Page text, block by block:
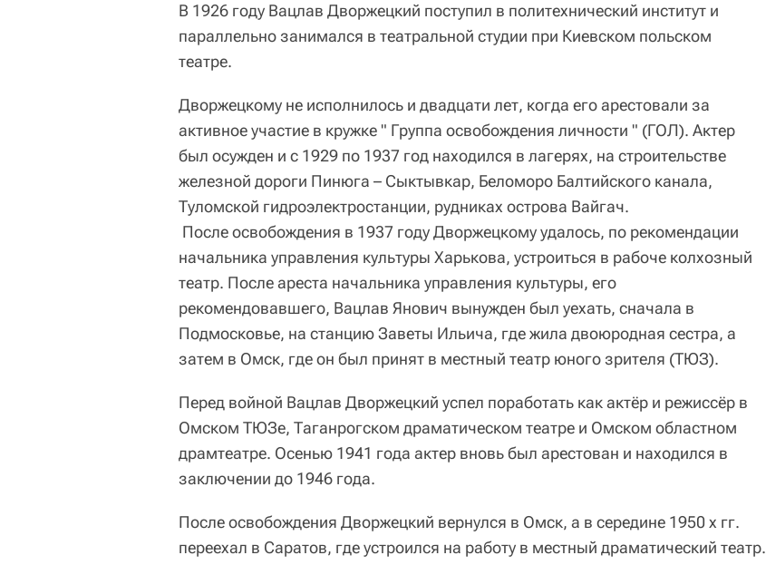
В 1926 году Вацлав Дворжецкий поступил в политехнический институт и
параллельно занимался в театральной студии при Киевском польском
театре.
Дворжецкому не исполнилось и двадцати лет, когда его арестовали за
активное участие в кружке " Группа освобождения личности " (ГОЛ). Актер
был осужден и с 1929 по 1937 год находился в лагерях, на строительстве
железной дороги Пинюга – Сыктывкар, Беломоро Балтийского канала,
Туломской гидроэлектростанции, рудниках острова Вайгач.
После освобождения в 1937 году Дворжецкому удалось, по рекомендации
начальника управления культуры Харькова, устроиться в рабоче колхозный
театр. После ареста начальника управления культуры, его
рекомендовавшего, Вацлав Янович вынужден был уехать, сначала в
Подмосковье, на станцию Заветы Ильича, где жила двоюродная сестра, а
затем в Омск, где он был принят в местный театр юного зрителя (ТЮЗ).
Перед войной Вацлав Дворжецкий успел поработать как актёр и режиссёр в
Омском ТЮЗе, Таганрогском драматическом театре и Омском областном
драмтеатре. Осенью 1941 года актер вновь был арестован и находился в
заключении до 1946 года.
После освобождения Дворжецкий вернулся в Омск, а в середине 1950 х гг.
переехал в Саратов, где устроился на работу в местный драматический театр.